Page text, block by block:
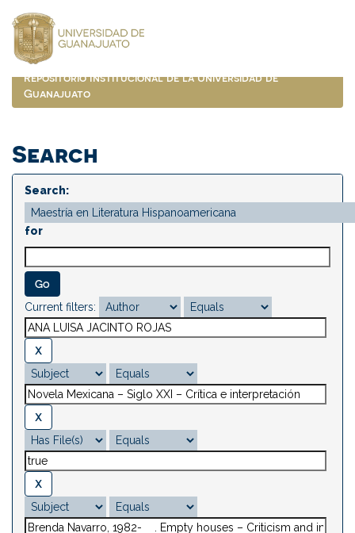
navigation
Repositorio Institucional de la Universidad de
Guanajuato
Search
Search:
for
Current filters: